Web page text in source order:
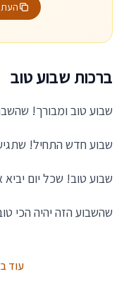
ברכות שבוע טוב
שבוע טוב ומבורך!
שבוע חדש התחיל!
שבוע טוב! שכל יום
שהשבוע הזה יהיה הכי
עוד